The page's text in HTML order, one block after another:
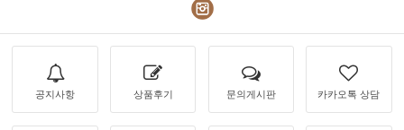
공지사항 상품후기 문의게시판 카카오톡 상담